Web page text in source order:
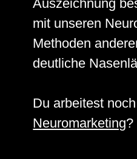
Auszeichnung
mit unseren
Methoden
deutliche
Du arbeitest
Neuromarketing?